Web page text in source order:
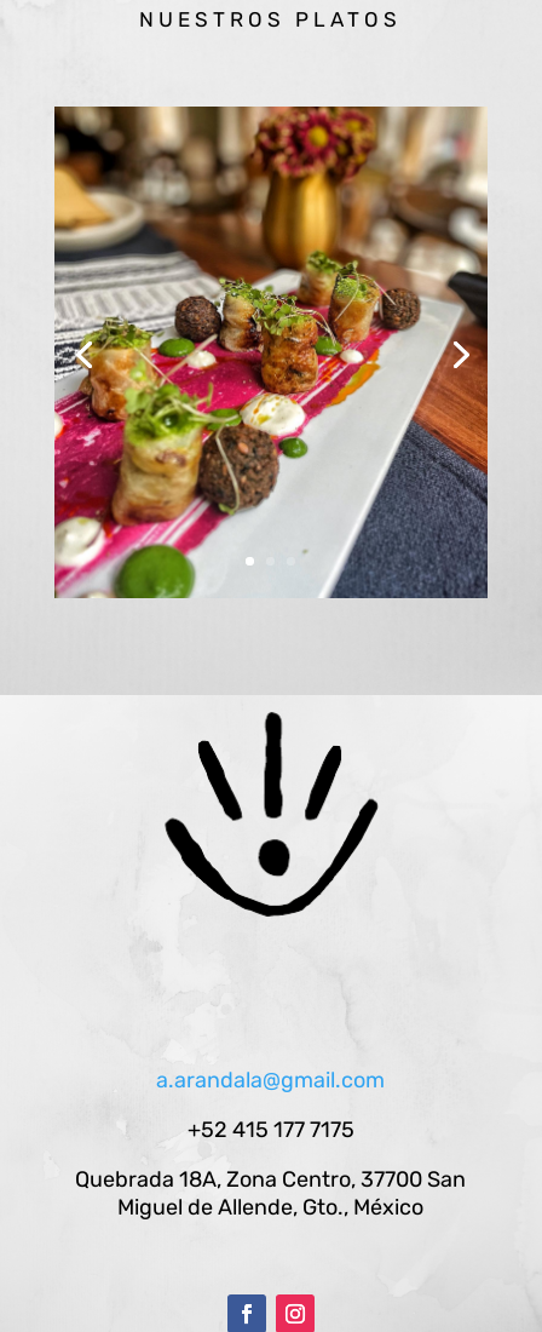
NUESTROS PLATOS
a.arandala@gmail.com
+52 415 177 7175
Quebrada 18A, Zona Centro, 37700 San
Miguel de Allende, Gto., México